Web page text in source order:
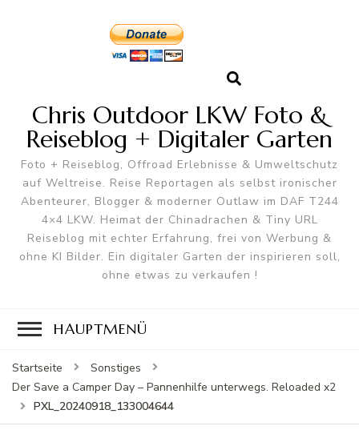
Chris Outdoor LKW Foto &
Reiseblog + Digitaler Garten
Foto + Reiseblog, Offroad Erlebnisse & Umweltschutz
auf Weltreise. Reise Reportagen als selbst ironischer
Abenteurer, Blogger & moderner Outlaw im DAF T244
4×4 LKW. Heimat der Chinadrachen & Tiny URL
Reiseblog mit echter Erfahrung, frei von Werbung &
ohne KI Bilder. Ein digitaler Garten der inspirieren soll,
ohne etwas zu verkaufen !
HAUPTMENÜ
Startseite
Sonstiges
Der Save a Camper Day – Pannenhilfe unterwegs. Reloaded x2
PXL_20240918_133004644